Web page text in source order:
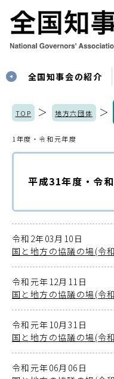
全国知事会の紹介
TOP ＞ 地方六団体 ＞
1年度・令和元年度
平成31年度・令
令和2年03月10日
国と地方の協議の場(令
令和元年12月11日
国と地方の協議の場(令
令和元年10月31日
国と地方の協議の場(令
令和元年06月06日